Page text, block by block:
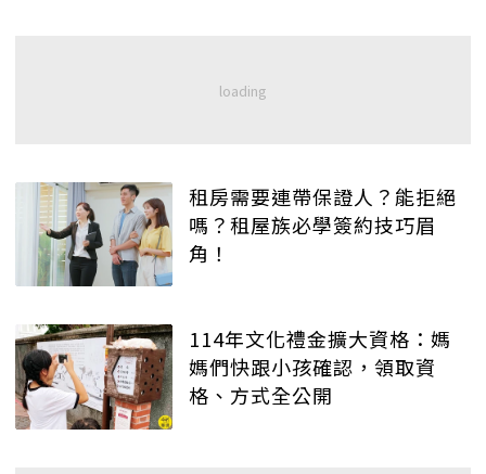
租房需要連帶保證人？能拒絕
嗎？租屋族必學簽約技巧眉
角！
114年文化禮金擴大資格：媽
媽們快跟小孩確認，領取資
格、方式全公開